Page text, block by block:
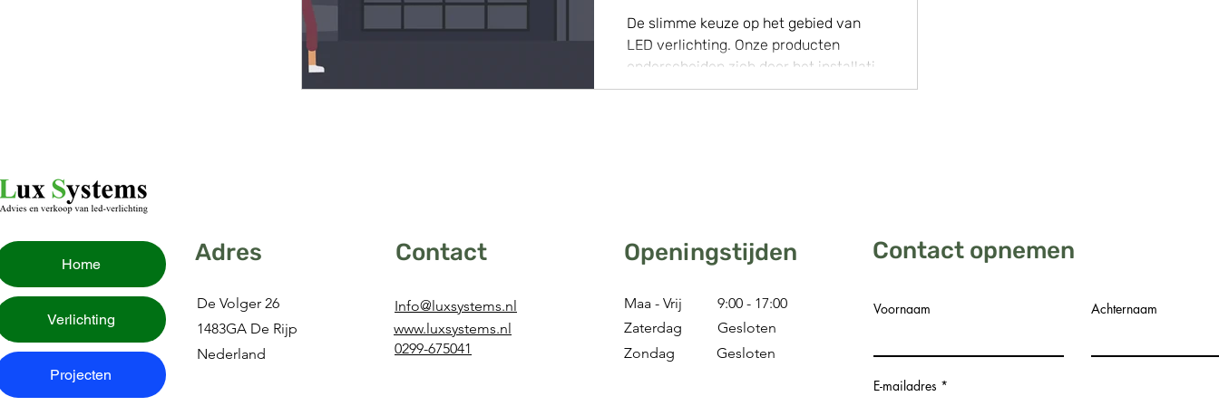
De slimme keuze op het gebied van
LED verlichting. Onze producten
onderscheiden zich door het installatie
gemak, dit doordat alles...
Home
Verlichting
Projecten
De Volger 26
1483GA De Rijp
Nederland
0299-675041
Info@luxsystems.nl
www.luxsystems.nl
Maa - Vrij
9:00 - 17:00
Zaterdag
Gesloten
Zondag​
Gesloten
Adres Contact Openingstijden Contact opnemen
Voornaam Achternaam
E-mailadres